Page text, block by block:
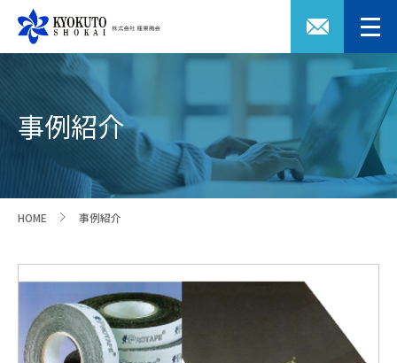
事例紹介
HOME 事例紹介